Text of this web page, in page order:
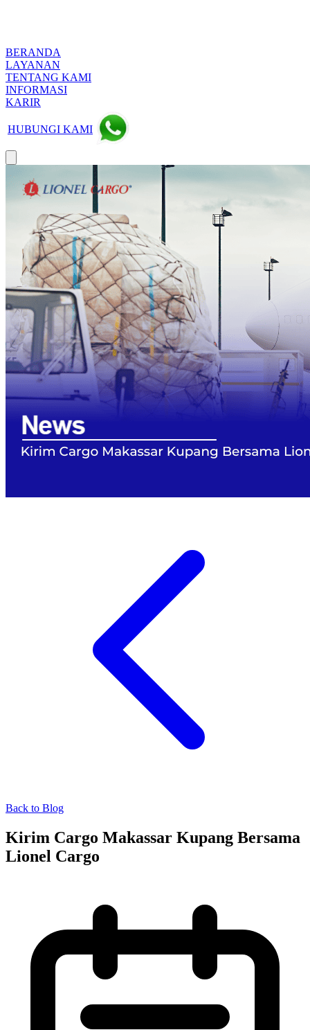
BERANDA
LAYANAN
TENTANG KAMI
INFORMASI
KARIR
HUBUNGI KAMI
Back to Blog
Kirim Cargo Makassar Kupang Bersama
Lionel Cargo